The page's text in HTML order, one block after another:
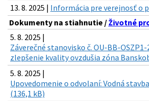
13. 8. 2025 | Informácia pre verejnosť o
Dokumenty na stiahnutie / Životné
5. 8. 2025 |
Záverečné stanovisko č. OU-BB-
zlepšenie kvality ovzdušia zóna
5. 8. 2025 |
Upovedomenie o odvolaní: Vodná
(136,1 kB)